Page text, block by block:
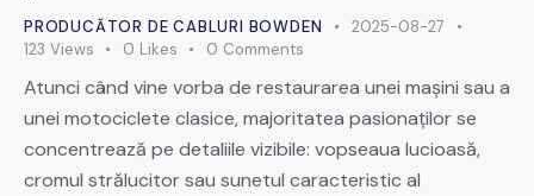
PRODUCĂTOR DE CABLURI BOWDEN
2025-08-27
123 Views 0 Likes 0 Comments
Atunci când vine vorba de restaurarea unei mașini sau a
unei motociclete clasice, majoritatea pasionaților se
concentrează pe detaliile vizibile: vopseaua lucioasă,
cromul strălucitor sau sunetul caracteristic al